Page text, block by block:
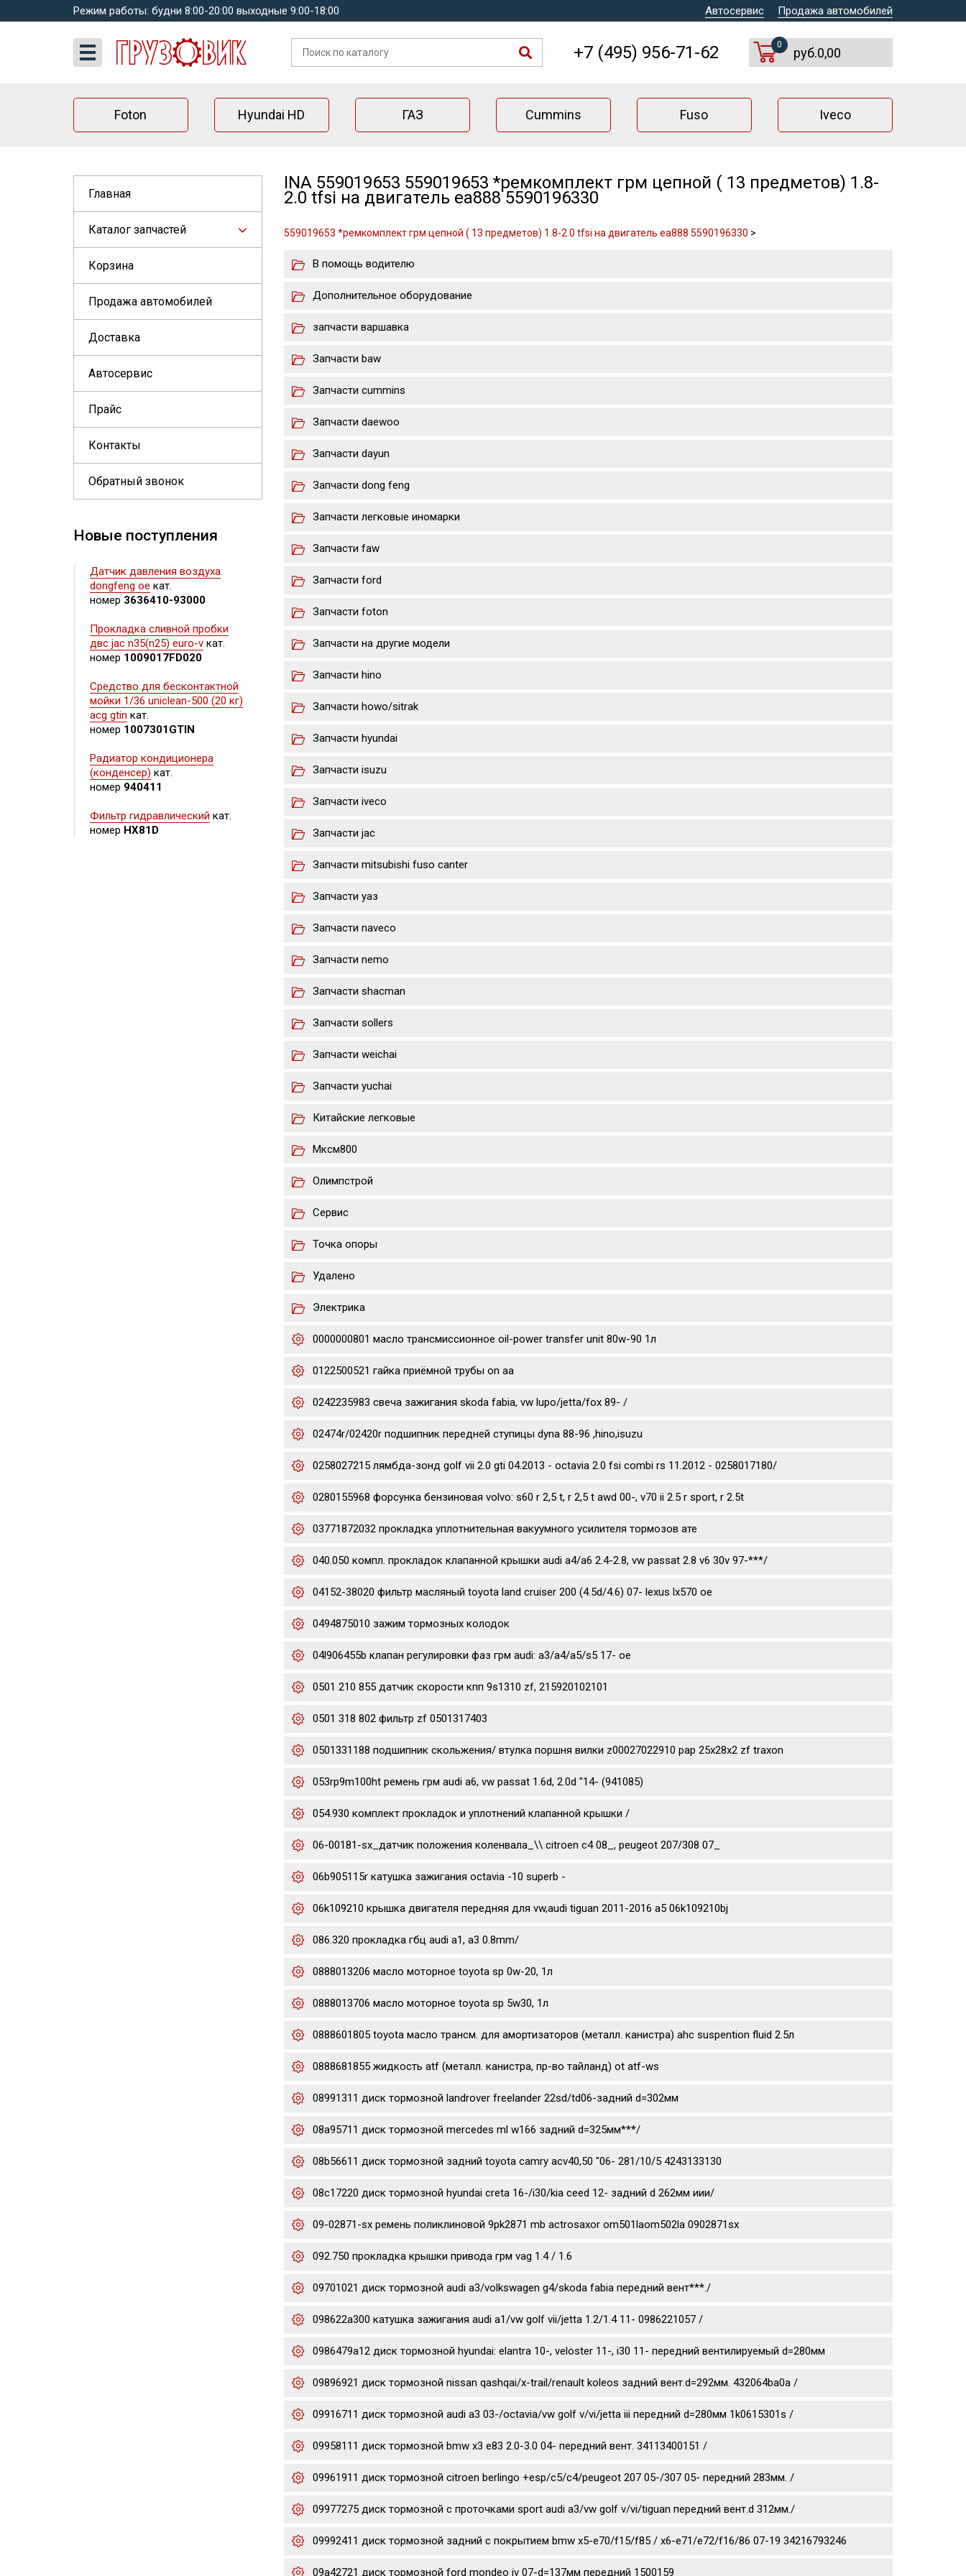
Режим работы: будни 8:00-20:00 выходные 9:00-18:00 Автосервис Продажа автомобилей
+7 (495) 956-71-62 0
руб.0,00
Foton Hyundai HD ГАЗ Cummins Fuso Iveco
Главная
Каталог запчастей
Корзина
Продажа автомобилей
Доставка
Автосервис
Прайс
Контакты
Обратный звонок
Новые поступления
Датчик давления воздуха
dongfeng oe кат.
номер 3636410-93000
Прокладка сливной пробки
двс jac n35(n25) euro-v кат.
номер 1009017FD020
Средство для бесконтактной
мойки 1/36 uniclean-500 (20 кг)
acg gtin кат.
номер 1007301GTIN
Радиатор кондиционера
(конденсер) кат.
номер 940411
Фильтр гидравлический кат.
номер HX81D
INA 559019653 559019653 *ремкомплект грм цепной ( 13 предметов) 1.8-
2.0 tfsi на двигатель ea888 5590196330
559019653 *ремкомплект грм цепной ( 13 предметов) 1.8-2.0 tfsi на двигатель ea888 5590196330 >
В помощь водителю
Дополнительное оборудование
запчасти варшавка
Запчасти baw
Запчасти cummins
Запчасти daewoo
Запчасти dayun
Запчасти dong feng
Запчасти легковые иномарки
Запчасти faw
Запчасти ford
Запчасти foton
Запчасти на другие модели
Запчасти hino
Запчасти howo/sitrak
Запчасти hyundai
Запчасти isuzu
Запчасти iveco
Запчасти jac
Запчасти mitsubishi fuso canter
Запчасти уаз
Запчасти naveco
Запчасти nemo
Запчасти shacman
Запчасти sollers
Запчасти weichai
Запчасти yuchai
Китайские легковые
Мксм800
Олимпстрой
Сервис
Точка опоры
Удалено
Электрика
0000000801 масло трансмиссионное oil-power transfer unit 80w-90 1л
0122500521 гайка приёмной трубы on aa
0242235983 свеча зажигания skoda fabia, vw lupo/jetta/fox 89- /
02474r/02420r подшипник передней ступицы dyna 88-96 ,hino,isuzu
0258027215 лямбда-зонд golf vii 2.0 gti 04.2013 - octavia 2.0 fsi combi rs 11.2012 - 0258017180/
0280155968 форсунка бензиновая volvo: s60 r 2,5 t, r 2,5 t awd 00-, v70 ii 2.5 r sport, r 2.5t
03771872032 прокладка уплотнительная вакуумного усилителя тормозов ате
040.050 компл. прокладок клапанной крышки audi a4/a6 2.4-2.8, vw passat 2.8 v6 30v 97-***/
04152-38020 фильтр масляный toyota land cruiser 200 (4.5d/4.6) 07- lexus lx570 oe
0494875010 зажим тормозных колодок
04l906455b клапан регулировки фаз грм audi: a3/a4/a5/s5 17- oe
0501 210 855 датчик скорости кпп 9s1310 zf, 215920102101
0501 318 802 фильтр zf 0501317403
0501331188 подшипник скольжения/ втулка поршня вилки z00027022910 pap 25x28x2 zf traxon
053rp9m100ht ремень грм audi a6, vw passat 1.6d, 2.0d "14- (941085)
054.930 комплект прокладок и уплотнений клапанной крышки /
06-00181-sx_датчик положения коленвала_\\ citroen c4 08_, peugeot 207/308 07_
06b905115r катушка зажигания octavia -10 superb -
06k109210 крышка двигателя передняя для vw,audi tiguan 2011-2016 a5 06k109210bj
086.320 прокладка гбц audi a1, a3 0.8mm/
0888013206 масло моторное toyota sp 0w-20, 1л
0888013706 масло моторное toyota sp 5w30, 1л
0888601805 toyota масло трансм. для амортизаторов (металл. канистра) ahc suspention fluid 2.5л
0888681855 жидкость atf (металл. канистра, пр-во тайланд) ot atf-ws
08991311 диск тормозной landrover freelander 22sd/td06-задний d=302мм
08a95711 диск тормозной mercedes ml w166 задний d=325мм***/
08b56611 диск тормозной задний toyota camry acv40,50 "06- 281/10/5 4243133130
08c17220 диск тормозной hyundai creta 16-/i30/kia ceed 12- задний d 262мм иии/
09-02871-sx ремень поликлиновой 9pk2871 mb actrosaxor om501laom502la 0902871sx
092.750 прокладка крышки привода грм vag 1.4 / 1.6
09701021 диск тормозной audi a3/volkswagen g4/skoda fabia передний вент***./
098622a300 катушка зажигания audi a1/vw golf vii/jetta 1.2/1.4 11- 0986221057 /
0986479a12 диск тормозной hyundai: elantra 10-, veloster 11-, i30 11- передний вентилируемый d=280мм
09896921 диск тормозной nissan qashqai/x-trail/renault koleos задний вент.d=292мм. 432064ba0a /
09916711 диск тормозной audi a3 03-/octavia/vw golf v/vi/jetta iii передний d=280мм 1k0615301s /
09958111 диск тормозной bmw x3 e83 2.0-3.0 04- передний вент. 34113400151 /
09961911 диск тормозной citroen berlingo +esp/c5/c4/peugeot 207 05-/307 05- передний 283мм. /
09977275 диск тормозной c проточками sport audi a3/vw golf v/vi/tiguan передний вент.d 312мм./
09992411 диск тормозной задний с покрытием bmw x5-e70/f15/f85 / x6-e71/e72/f16/86 07-19 34216793246
09a42721 диск тормозной ford mondeo iv 07-d=137мм передний 1500159